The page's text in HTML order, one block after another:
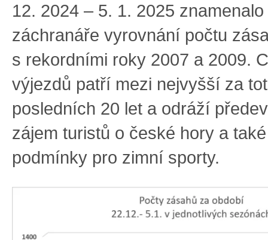
12. 2024 – 5. 1. 2025
záchranáře vyrovnání počtu
s rekordními roky 2007 a 2009.
výjezdů patří mezi nejvyšší za
posledních 20 let a odráží
zájem turistů o české hory a
podmínky pro zimní sporty.